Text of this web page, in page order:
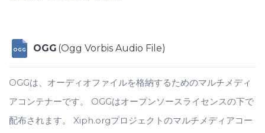
OGG OGG (Ogg Vorbis Audio File)
OGGは、オーディオファイルを格納するためのマルチメディ
アコンテナーです。 OGGはオープンソースライセンスの下で
配布されます。 Xiph.orgプロジェクトのマルチメディアコー